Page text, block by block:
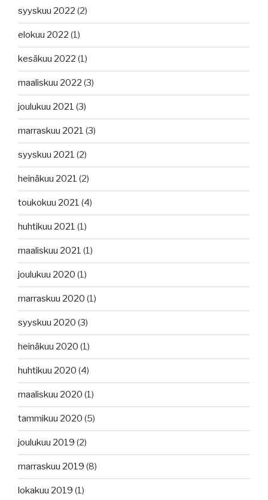
syyskuu 2022 (2)
elokuu 2022 (1)
kesäkuu 2022 (1)
maaliskuu 2022 (3)
joulukuu 2021 (3)
marraskuu 2021 (3)
syyskuu 2021 (2)
heinäkuu 2021 (2)
toukokuu 2021 (4)
huhtikuu 2021 (1)
maaliskuu 2021 (1)
joulukuu 2020 (1)
marraskuu 2020 (1)
syyskuu 2020 (3)
heinäkuu 2020 (1)
huhtikuu 2020 (4)
maaliskuu 2020 (1)
tammikuu 2020 (5)
joulukuu 2019 (2)
marraskuu 2019 (8)
lokakuu 2019 (1)